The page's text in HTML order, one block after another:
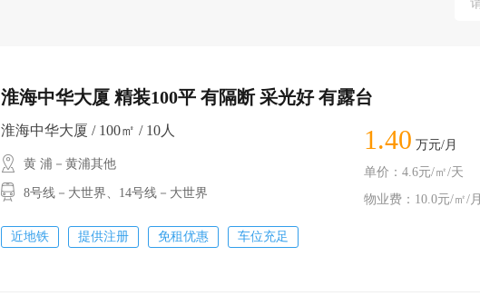
淮海中华大厦 精装100平 有隔断 采光好 有露台
淮海中华大厦 / 100㎡ / 10人
黄 浦－黄浦其他
8号线－大世界、14号线－大世界
近地铁 提供注册 免租优惠 车位充足
1.40 万元/月
单价：4.6元/㎡/天
物业费：10.0元/㎡/月